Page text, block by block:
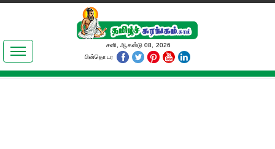
இலக்கியங்கள்
தமிழ் உலகம்
சனி, ஆகஸ்டு 08, 2026
பின்தொடர